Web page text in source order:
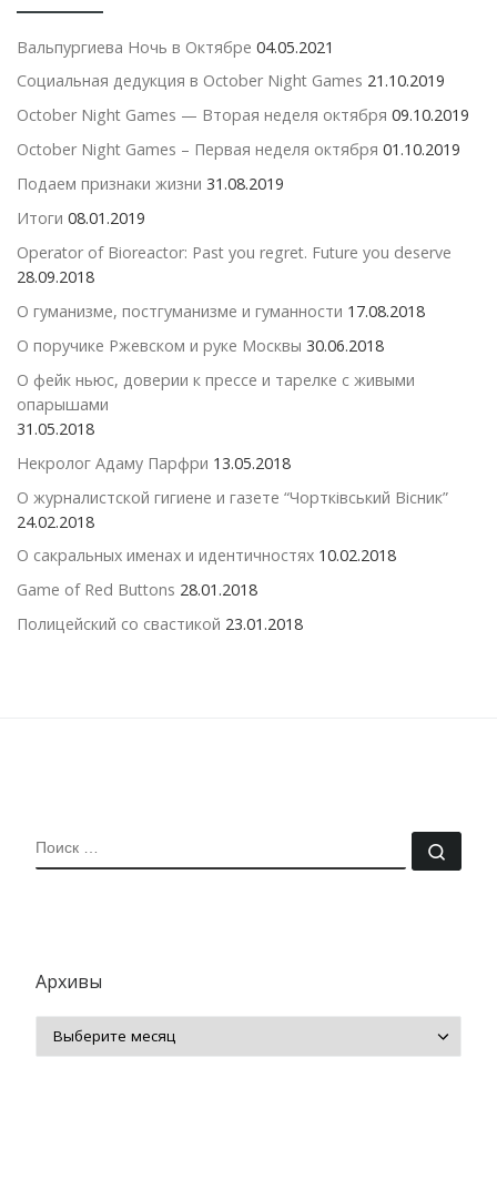
Вальпургиева Ночь в Октябре 04.05.2021
Социальная дедукция в October Night Games 21.10.2019
October Night Games — Вторая неделя октября 09.10.2019
October Night Games – Первая неделя октября 01.10.2019
Подаем признаки жизни 31.08.2019
Итоги 08.01.2019
Operator of Bioreactor: Past you regret. Future you deserve
28.09.2018
О гуманизме, постгуманизме и гуманности 17.08.2018
О поручике Ржевском и руке Москвы 30.06.2018
О фейк ньюс, доверии к прессе и тарелке с живыми
опарышами
31.05.2018
Некролог Адаму Парфри 13.05.2018
О журналистской гигиене и газете “Чортківський Вісник”
24.02.2018
О сакральных именах и идентичностях 10.02.2018
Game of Red Buttons 28.01.2018
Полицейский со свастикой 23.01.2018
ПОИСК
Архивы